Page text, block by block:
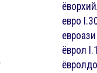
евро
евроази
ёврол